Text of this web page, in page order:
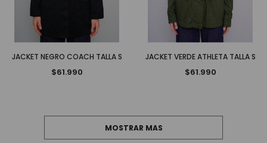
JACKET NEGRO COACH TALLA S
$61.990
JACKET VERDE ATHLETA TALLA S
$61.990
MOSTRAR MAS